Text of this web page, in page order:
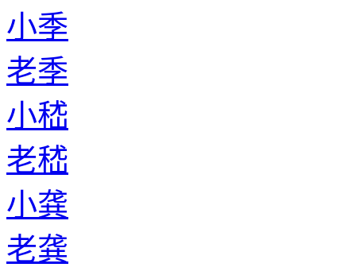
小季
老季
小嵇
老嵇
小龚
老龚